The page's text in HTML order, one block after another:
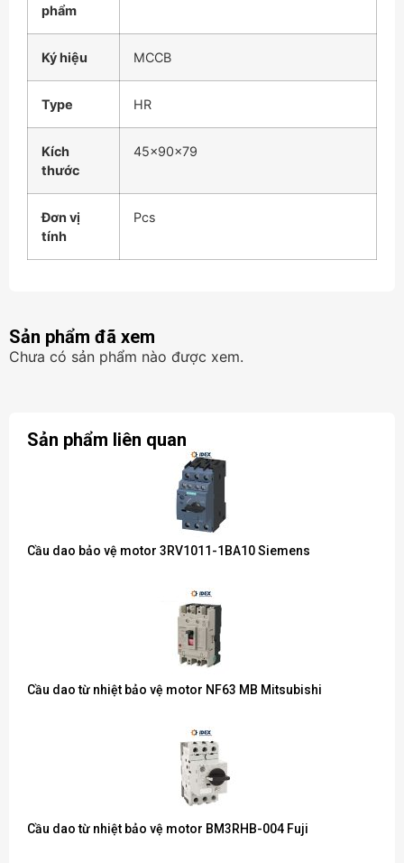
phẩm
Ký hiệu MCCB
Type HR
Kích
thước
45x90x79
Đơn vị
tính
Pcs
Sản phẩm đã xem
Chưa có sản phẩm nào được xem.
Sản phẩm liên quan
Cầu dao bảo vệ motor 3RV1011-1BA10 Siemens
Cầu dao từ nhiệt bảo vệ motor NF63 MB Mitsubishi
Cầu dao từ nhiệt bảo vệ motor BM3RHB-004 Fuji